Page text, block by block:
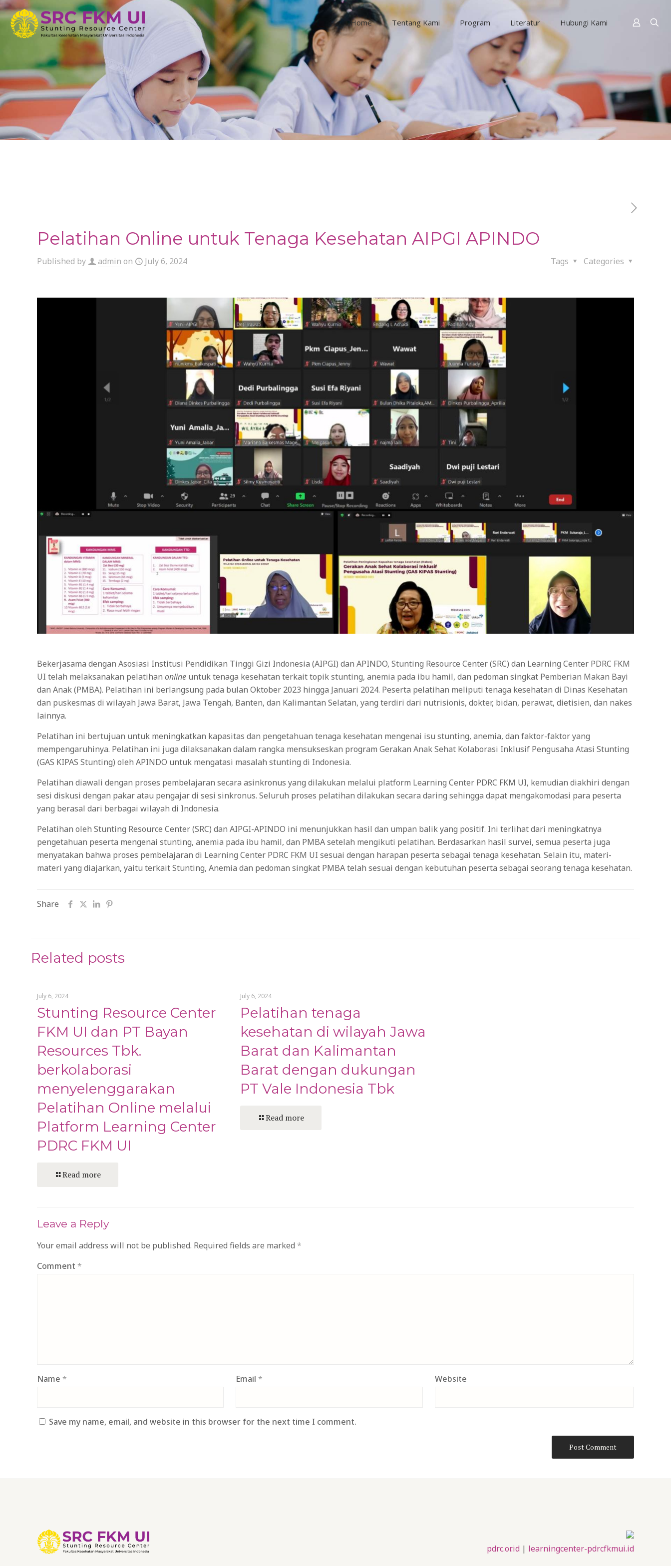
Home Tentang Kami Program Literatur Hubungi Kami
Pelatihan Online untuk Tenaga Kesehatan AIPGI APINDO
Published by admin on July 6, 2024 Categories
Tags
Bekerjasama dengan Asosiasi Institusi Pendidikan Tinggi Gizi Indonesia (AIPGI) dan APINDO, Stunting Resource Center (SRC) dan Learning Center PDRC FKM
UI telah melaksanakan pelatihanonline untuk tenaga kesehatan terkait topik stunting, anemia pada ibu hamil, dan pedoman singkat Pemberian Makan Bayi
dan Anak (PMBA). Pelatihan ini berlangsung pada bulan Oktober 2023 hingga Januari 2024. Peserta pelatihan meliputi tenaga kesehatan di Dinas Kesehatan
dan puskesmas di wilayah Jawa Barat, Jawa Tengah, Banten, dan Kalimantan Selatan, yang terdiri dari nutrisionis, dokter, bidan, perawat, dietisien, dan nakes
lainnya.
Pelatihan ini bertujuan untuk meningkatkan kapasitas dan pengetahuan tenaga kesehatan mengenai isu stunting, anemia, dan faktor-faktor yang
mempengaruhinya. Pelatihan ini juga dilaksanakan dalam rangka mensukseskan program Gerakan Anak Sehat Kolaborasi Inklusif Pengusaha Atasi Stunting
(GAS KIPAS Stunting) oleh APINDO untuk mengatasi masalah stunting di Indonesia.
Pelatihan diawali dengan proses pembelajaran secara asinkronus yang dilakukan melalui platform Learning Center PDRC FKM UI, kemudian diakhiri dengan
sesi diskusi dengan pakar atau pengajar di sesi sinkronus. Seluruh proses pelatihan dilakukan secara daring sehingga dapat mengakomodasi para peserta
yang berasal dari berbagai wilayah di Indonesia.
Pelatihan oleh Stunting Resource Center (SRC) dan AIPGI-APINDO ini menunjukkan hasil dan umpan balik yang positif. Ini terlihat dari meningkatnya
pengetahuan peserta mengenai stunting, anemia pada ibu hamil, dan PMBA setelah mengikuti pelatihan. Berdasarkan hasil survei, semua peserta juga
menyatakan bahwa proses pembelajaran di Learning Center PDRC FKM UI sesuai dengan harapan peserta sebagai tenaga kesehatan. Selain itu, materi-
materi yang diajarkan, yaitu terkait Stunting, Anemia dan pedoman singkat PMBA telah sesuai dengan kebutuhan peserta sebagai seorang tenaga kesehatan.
Share
Related posts
July 6, 2024
Stunting Resource Center
FKM UI dan PT Bayan
Resources Tbk.
berkolaborasi
menyelenggarakan
Pelatihan Online melalui
Platform Learning Center
PDRC FKM UI
Read more
July 6, 2024
Pelatihan tenaga
kesehatan di wilayah Jawa
Barat dan Kalimantan
Barat dengan dukungan
PT Vale Indonesia Tbk
Read more
Leave a Reply
Your email address will not be published. Required fields are marked *
Comment *
Name * Email* Website
Save my name, email, and website in this browser for the next time I comment.
pdrc.or.id | learningcenter-pdrcfkmui.id